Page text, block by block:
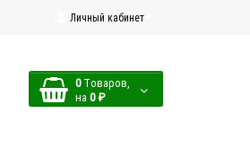
Личный кабинет
0 Tоваров,
на 0 ₽